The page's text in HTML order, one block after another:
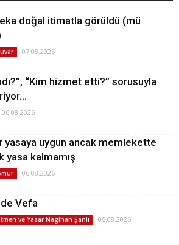
doğal itimatla görüldü (mü
07.08.2026
“Kim hizmet etti?” sorusuyla
06.08.2026
yasaya uygun ancak memlekette
yasa kalmamış
06.08.2026
Vefa
ve Yazar Nagihan Şanlı 05.08.2026